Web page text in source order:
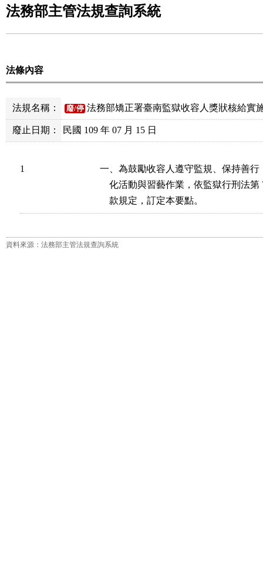
法務部主管法規查詢系統
法條內容
法規名稱： 廢/停 法務部矯正署臺南監獄收容人獎狀核給實
廢止日期： 民國 109 年 07 月 15 日
1
一、為鼓勵收容人遵守監規、保持善
化活動與習藝作業，依監獄行刑法第
    款規定，訂定本要點。
資料來源：法務部主管法規查詢系統